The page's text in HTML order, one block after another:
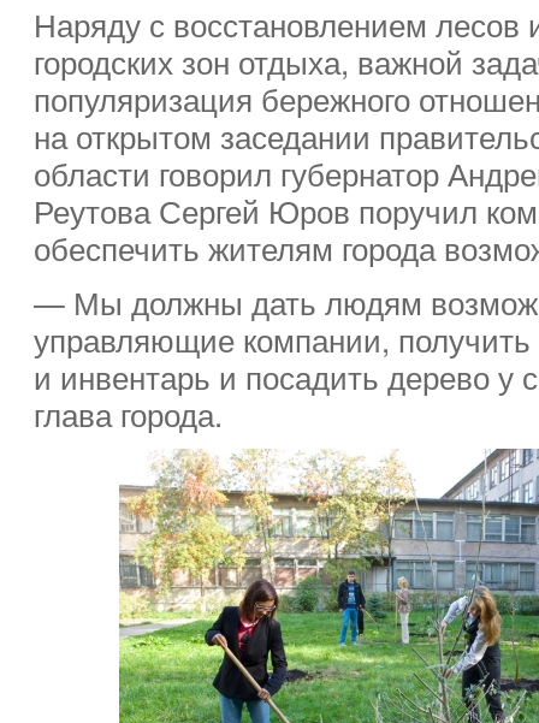
Наряду с восстановлением лесов
городских зон отдыха, важной
популяризация бережного
на открытом заседании
области говорил губернатор
Реутова Сергей Юров поручил
обеспечить жителям города
— Мы должны дать людям
управляющие компании,
и инвентарь и посадить дерево у
глава города.